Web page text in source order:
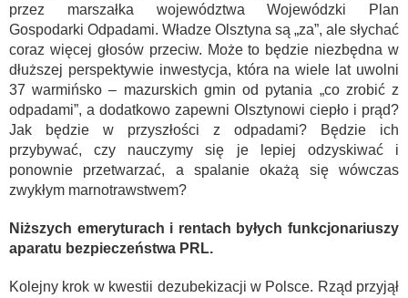
przez marszałka województwa Wojewódzki Plan
Gospodarki Odpadami. Władze Olsztyna są „za”, ale słychać
coraz więcej głosów przeciw. Może to będzie niezbędna w
dłuższej perspektywie inwestycja, która na wiele lat uwolni
37 warmińsko – mazurskich gmin od pytania „co zrobić z
odpadami”, a dodatkowo zapewni Olsztynowi ciepło i prąd?
Jak będzie w przyszłości z odpadami? Będzie ich
przybywać, czy nauczymy się je lepiej odzyskiwać i
ponownie przetwarzać, a spalanie okażą się wówczas
zwykłym marnotrawstwem?
Niższych emeryturach i rentach byłych funkcjonariuszy
aparatu bezpieczeństwa PRL.
Kolejny krok w kwestii dezubekizacji w Polsce. Rząd przyjął